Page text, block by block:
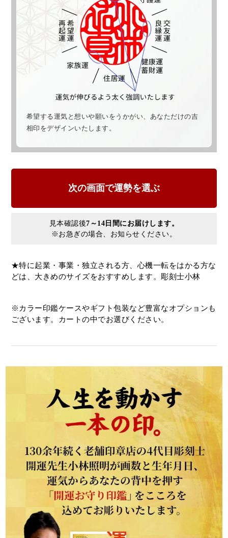
希望する運気と想いや願いをうかがい、あなただけの吉
相印をデザインいたします。
見本確認後7～14日間にお届けします。
※お急ぎの場合、お知らせください。
★特に起業・事業・独立される方、心機一転をはかる方な
どは、大きめのサイズをおすすめします。彫刻士小林
※カラー印鑑ケースやギフト包装など豊富なオプションも
ございます。カートの中でお選びください。